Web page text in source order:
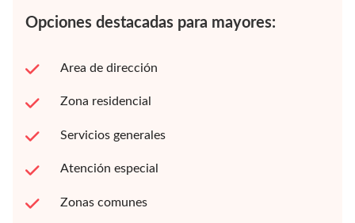
Opciones destacadas para mayores:
Area de dirección
Zona residencial
Servicios generales
Atención especial
Zonas comunes